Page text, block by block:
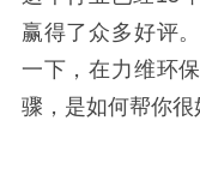
赢得了众多好评
一下，在力维环
骤，是如何帮你很